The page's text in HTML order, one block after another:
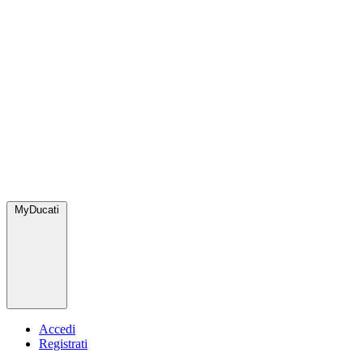
MyDucati
Accedi
Registrati